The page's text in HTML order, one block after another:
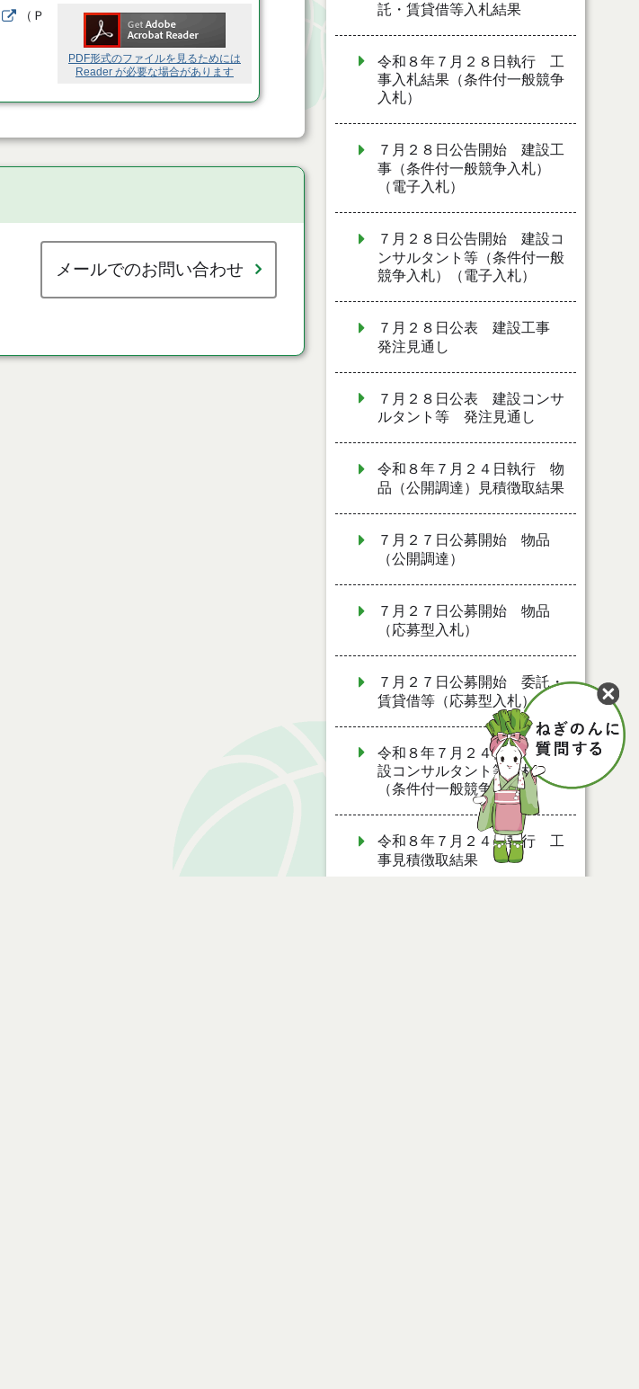
PDF形式のファイルを見るためには
Reader が必要な場合があります
（ Ｐ
メールでのお問い合わせ
託・賃貸借等入札結果
令和８年７月２８日執行 工
事入札結果（条件付一般競争
入札）
７月２８日公告開始 建設工
事（条件付一般競争入札）
（電子入札）
７月２８日公告開始 建設コ
ンサルタント等（条件付一般
競争入札）（電子入札）
７月２８日公表 建設工事
発注見通し
７月２８日公表 建設コンサ
ルタント等 発注見通し
令和８年７月２４日執行 物
品（公開調達）見積徴取結果
７月２７日公募開始 物品
（公開調達）
７月２７日公募開始 物品
（応募型入札）
７月２７日公募開始 委託・
賃貸借等（応募型入札）
令和８年７月２４日執行 建
設コンサルタント等入札結果
（条件付一般競争入札）
令和８年７月２４日執行 工
事見積徴取結果